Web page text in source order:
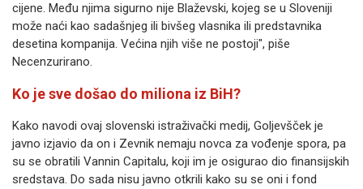
cijene. Među njima sigurno nije Blaževski, kojeg se u Sloveniji
može naći kao sadašnjeg ili bivšeg vlasnika ili predstavnika
desetina kompanija. Većina njih više ne postoji", piše
Necenzurirano.
Ko je sve došao do miliona iz BiH?
Kako navodi ovaj slovenski istraživački medij, Goljevšček je
javno izjavio da on i Zevnik nemaju novca za vođenje spora, pa
su se obratili Vannin Capitalu, koji im je osigurao dio finansijskih
sredstava. Do sada nisu javno otkrili kako su se oni i fond